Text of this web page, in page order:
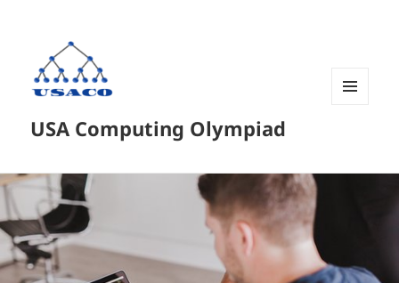
USA Computing Olympiad